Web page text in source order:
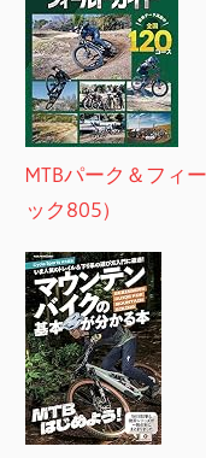
MTBパーク＆フィ
ック805）